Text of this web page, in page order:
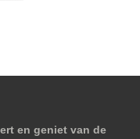
en geniet van de